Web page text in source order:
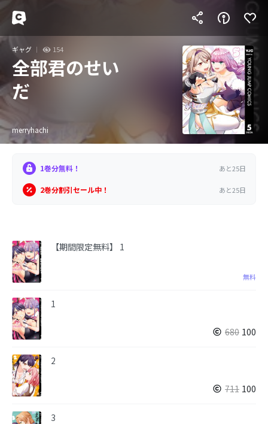
ギャグ 154
全部君のせい
だ
merryhachi
1巻分無料！ あと25日
2巻分割引セール中！ あと25日
【期間限定無料】 1
無料
1
680 100
2
711 100
3